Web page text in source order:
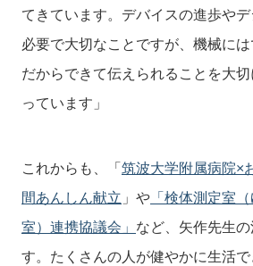
てきています。デバイスの進歩や
必要で大切なことですが、機械に
だからできて伝えられることを大
っています」
これからも、「 筑波大学附属病院
間あんしん献立 」や 「検体測定室
室）連携協議会」 など、矢作先生
す。たくさんの人が健やかに生活